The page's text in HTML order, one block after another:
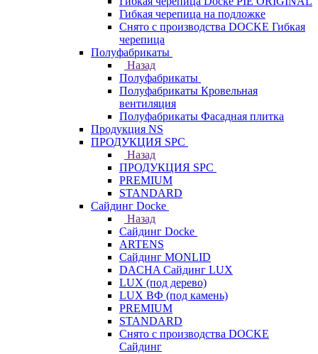
Гибкая черепица на подложке
Снято с производства DOCKE Гибкая
черепица
Полуфабрикаты
Назад
Полуфабрикаты
Полуфабрикаты Кровельная
вентиляция
Полуфабрикаты Фасадная плитка
Продукция NS
ПРОДУКЦИЯ SPC
Назад
ПРОДУКЦИЯ SPC
PREMIUM
STANDARD
Сайдинг Docke
Назад
Сайдинг Docke
ARTENS
Cайдинг MONLID
DACHA Сайдинг LUX
LUX (под дерево)
LUX ВФ (под камень)
PREMIUM
STANDARD
Снято с производства DOCKE
Сайдинг